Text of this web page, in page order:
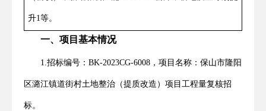
升1等。
一、项目基本情况
1.招标编号：BK-2023CG-6008，项目名称： 保山市隆阳
区潞江镇道街村土地整治（提质改造）项目工程量复核招
标。